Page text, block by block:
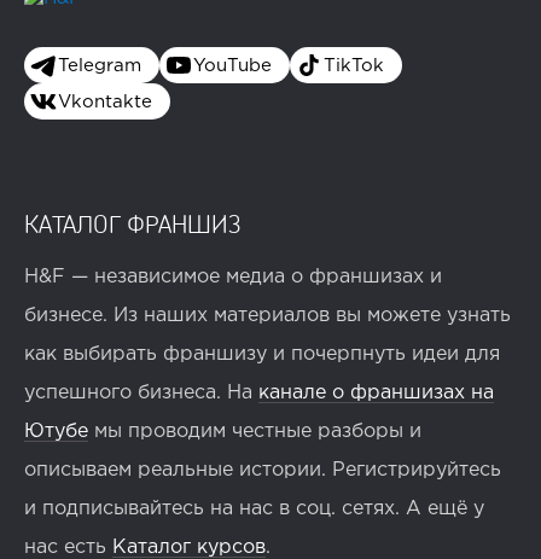
Telegram YouTube TikTok
Vkontakte
КАТАЛОГ ФРАНШИЗ
H&F — независимое медиа о франшизах и
бизнесе. Из наших материалов вы можете узнать
как выбирать франшизу и почерпнуть идеи для
успешного бизнеса. На канале о франшизах на
Ютубе мы проводим честные разборы и
описываем реальные истории. Регистрируйтесь
и подписывайтесь на нас в соц. сетях. А ещё у
нас есть Каталог курсов.